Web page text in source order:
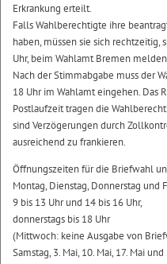
Erkrankung erteilt.
Falls Wahlberechtigte ihre
haben, müssen sie sich rechtzeitig,
Uhr, beim Wahlamt Bremen
Nach der Stimmabgabe muss der
18 Uhr im Wahlamt eingehen. Das
Postlaufzeit tragen die
sind Verzögerungen durch
ausreichend zu frankieren.
Öffnungszeiten für die Briefwahl
Montag, Dienstag, Donnerstag und
9 bis 13 Uhr und 14 bis 16 Uhr,
donnerstags bis 18 Uhr
(Mittwoch: keine Ausgabe von
Samstag, 3. Mai, 10. Mai, 17. Mai